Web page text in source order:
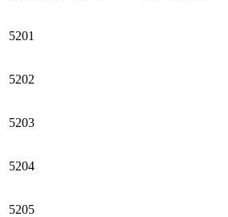
5201
5202
5203
5204
5205